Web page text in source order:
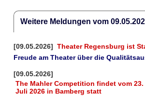
Weitere Meldungen vom
[09.05.2026] Theater Regensburg ist
Freude am Theater über die
[09.05.2026]
The Mahler Competition findet vom
Juli 2026 in Bamberg statt